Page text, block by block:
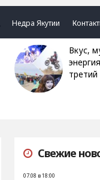
Недра Якутии
Вкус, музыка и
Свежие
07.08 в 18:00